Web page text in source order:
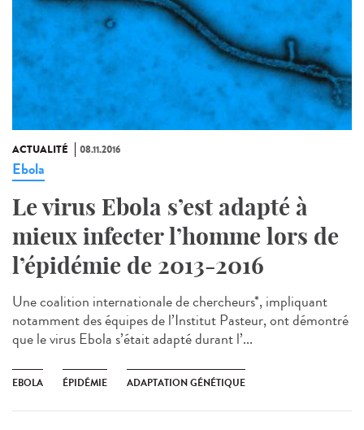
ACTUALITÉ 08.11.2016
Ebola
Le virus Ebola s’est adapté à
mieux infecter l’homme lors de
l’épidémie de 2013-2016
Une coalition internationale de chercheurs*, impliquant
notamment des équipes de l’Institut Pasteur, ont démontré
que le virus Ebola s’était adapté durant l’...
EBOLA ÉPIDÉMIE ADAPTATION GÉNÉTIQUE